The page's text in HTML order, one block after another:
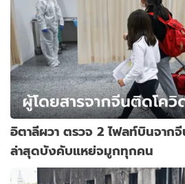
อิตาลีผวา ตรวจ 2 ไฟลท์บินจาก
ล่าสุดบังคับแหย่จมูกทุกคน